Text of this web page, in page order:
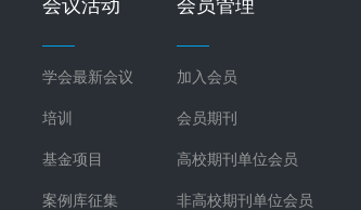
会议活动
学会最新会议
培训
基金项目
案例库征集
会员管理
加入会员
会员期刊
高校期刊单位会员
非高校期刊单位会员